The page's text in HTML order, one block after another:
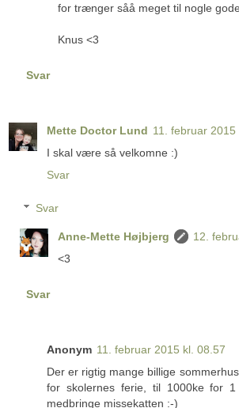
for trænger såå meget til nogle gode
Knus <3
Svar
Mette Doctor Lund 11. februar 2015
I skal være så velkomne :)
Svar
Svar
Anne-Mette Højbjerg
12.
<3
Svar
Anonym 11. februar 2015 kl. 08.57
Der er rigtig mange billige
for skolernes ferie, til 1000ke for
medbringe missekatten :-)